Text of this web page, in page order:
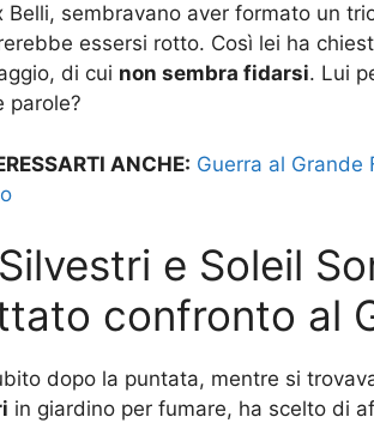
Belli, sembravano aver formato un
essersi rotto. Così lei ha
di cui non sembra fidarsi. Lui
parole?
ANCHE: Guerra al Grande
e Soleil
confronto al
dopo la puntata, mentre si
in giardino per fumare, ha scelto di